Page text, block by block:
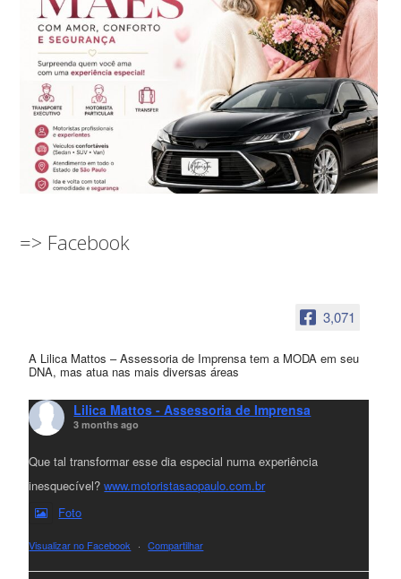
=> Facebook
3,071
A Lilica Mattos – Assessoria de Imprensa tem a MODA em seu
DNA, mas atua nas mais diversas áreas
Lilica Mattos - Assessoria de Imprensa
3 months ago
Que tal transformar esse dia especial numa experiência
inesquecível?www.motoristasaopaulo.com.br
Foto
Visualizar no Facebook · Compartilhar